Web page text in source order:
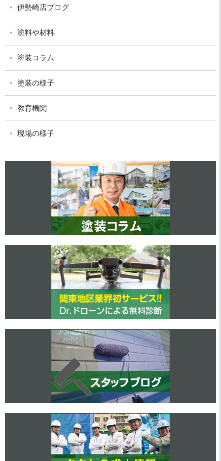
伊勢崎店ブログ
塗料や材料
塗装コラム
塗装の様子
教育機関
現場の様子